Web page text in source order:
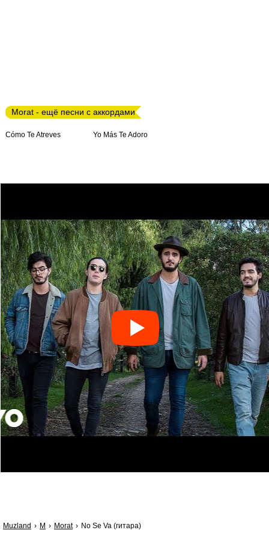
Morat - ещё песни с аккордами
Cómo Te Atreves Yo Más Te Adoro
Muzland M Morat No Se Va (гитара)